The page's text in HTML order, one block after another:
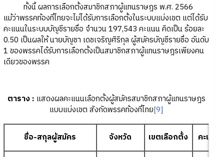
ทั้งนี้ ผลการเลือกตั้งสมาชิกสภาผู้แทนราษฎร พ.ศ. 2566
แม้ว่าพรรคท้องที่ไทยจะไม่ได้รับการเลือกตั้งในระบบแบ่งเขต แต่ได้รับ
คะแนนในระบบบัญชีรายชื่อ จำนวน 197,543 คะแนน คิดเป็น ร้อยละ
0.50 เป็นผลให้ นายบัญชา เดชเจริญศิริกุล ผู้สมัครบัญชีรายชื่อ อันดับ
1 ของพรรคได้รับการเลือกตั้งเป็นสมาชิกสภาผู้แทนราษฎรเพียงคน
เดียวของพรรค
ตาราง : แสดงผลคะแนนเลือกตั้งผู้สมัครสมาชิกสภาผู้แทนราษฎร
แบบแบ่งเขต สังกัดพรรคท้องที่ไทย[9]
ชื่อ-สกุลผู้สมัคร จังหวัด เขตเลือกตั้ง คะแนน